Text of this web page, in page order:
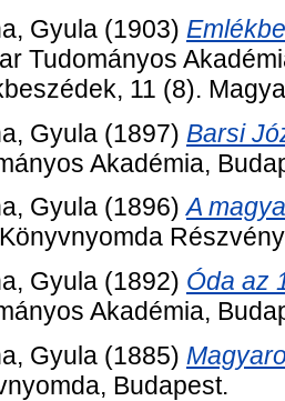
Gyula (1903)
Tudományos
11 (8).
Gyula (1897) Barsi
Akadémia,
Gyula (1896)A
Gyula (1892) Óda az
Akadémia,
Gyula (1885)
Budapest.